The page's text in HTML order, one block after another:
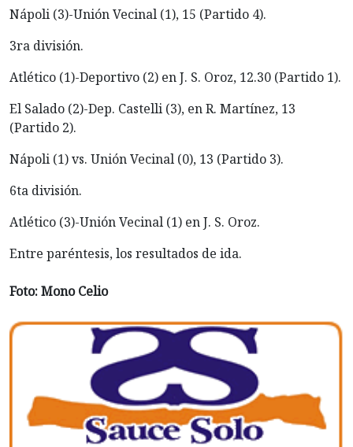
Nápoli (3)-Unión Vecinal (1), 15 (Partido 4).
3ra división.
Atlético (1)-Deportivo (2) en J. S. Oroz, 12.30 (Partido 1).
El Salado (2)-Dep. Castelli (3), en R. Martínez, 13
(Partido 2).
Nápoli (1) vs. Unión Vecinal (0), 13 (Partido 3).
6ta división.
Atlético (3)-Unión Vecinal (1) en J. S. Oroz.
Entre paréntesis, los resultados de ida.
Foto: Mono Celio